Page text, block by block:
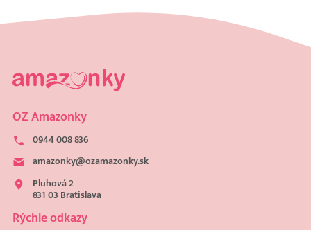
OZ Amazonky
0944 008 836
amazonky@ozamazonky.sk
Pluhová 2
831 03 Bratislava
Rýchle odkazy